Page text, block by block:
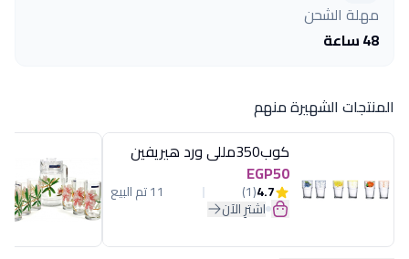
مهلة الشحن
48 ساعة
المنتجات الشهيرة منهم
كوب350مللى ورد هيريفين
EGP50
4.7
(1) 11 تم البيع
اشترِ الآن